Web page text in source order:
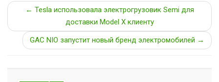
← Tesla использовала электрогрузовик Semi для
доставки Model X клиенту
GAC NIO запустит новый бренд электромобилей →